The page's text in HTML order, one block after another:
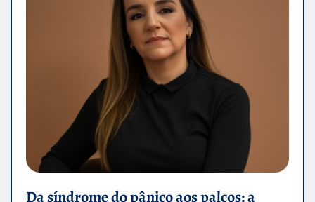
Da síndrome do pânico aos palcos: a